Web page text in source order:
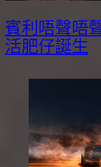
賓利唔聲唔
活肥仔誕生